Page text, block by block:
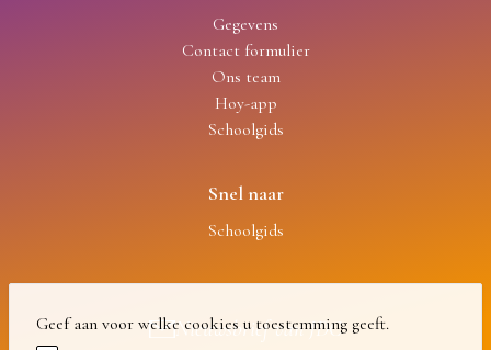
Gegevens
Contact formulier
Ons team
Hoy-app
Schoolgids
Snel naar
Schoolgids
Nieuwsbrief van JDC
Geef aan voor welke cookies u toestemming geeft.